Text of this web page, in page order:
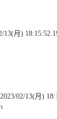
13(月)
02/13(月)